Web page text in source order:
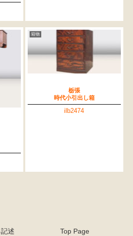
箱物
栃張
時代小引出し箱
ilb2474
述 Top Page